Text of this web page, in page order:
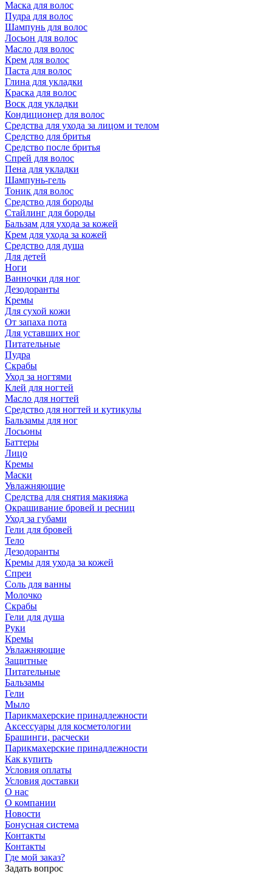
Маска для волос
Пудра для волос
Шампунь для волос
Лосьон для волос
Масло для волос
Крем для волос
Паста для волос
Глина для укладки
Краска для волос
Воск для укладки
Кондиционер для волос
Средства для ухода за лицом и телом
Средство для бритья
Средство после бритья
Спрей для волос
Пена для укладки
Шампунь-гель
Тоник для волос
Средство для бороды
Стайлинг для бороды
Бальзам для ухода за кожей
Крем для ухода за кожей
Средство для душа
Для детей
Ноги
Ванночки для ног
Дезодоранты
Кремы
Для сухой кожи
От запаха пота
Для уставших ног
Питательные
Пудра
Скрабы
Уход за ногтями
Клей для ногтей
Масло для ногтей
Средство для ногтей и кутикулы
Бальзамы для ног
Лосьоны
Баттеры
Лицо
Кремы
Маски
Увлажняющие
Средства для снятия макияжа
Окрашивание бровей и ресниц
Уход за губами
Гели для бровей
Тело
Дезодоранты
Кремы для ухода за кожей
Спреи
Соль для ванны
Молочко
Скрабы
Гели для душа
Руки
Кремы
Увлажняющие
Защитные
Питательные
Бальзамы
Гели
Мыло
Парикмахерские принадлежности
Аксессуары для косметологии
Брашинги, расчески
Парикмахерские принадлежности
Как купить
Условия оплаты
Условия доставки
О нас
О компании
Новости
Бонусная система
Контакты
Контакты
Где мой заказ?
Задать вопрос